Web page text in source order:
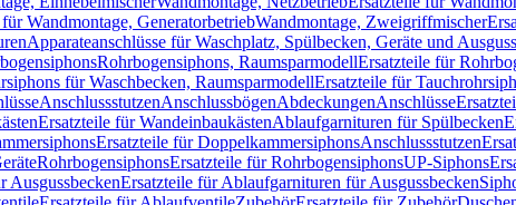
Wandmontage, GeneratorbetriebWandmontage, Zweigriffmischer
Apparateanschlüsse für Waschplatz, Spülbecken, Geräte und
Rohrbogensiphons, RaumsparmodellErsatzteile für
für Waschbecken, RaumsparmodellErsatzteile für
AnschlussstutzenAnschlussbögenAbdeckungenAnschlüsse
Ersatzteile für WandeinbaukästenAblaufgarnituren für Spülbecken
Ersatzteile für DoppelkammersiphonsAnschlussstutzen
RohrbogensiphonsErsatzteile für RohrbogensiphonsUP-Siphons
AusgussbeckenErsatzteile für Ablaufgarnituren für Ausgussbecken